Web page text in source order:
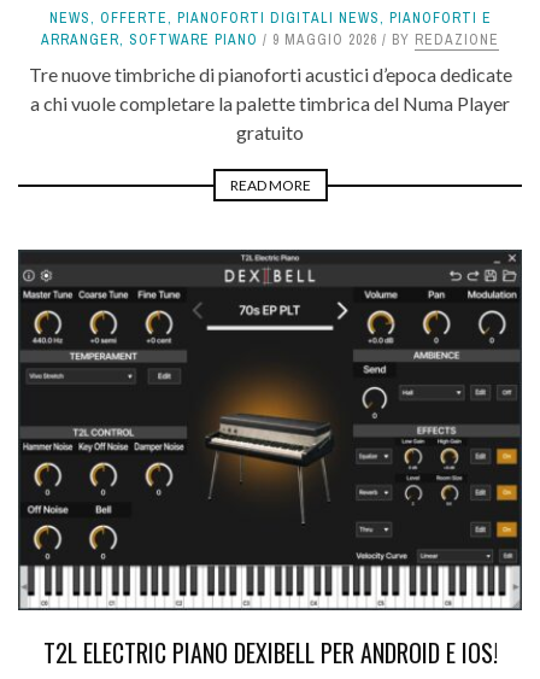
NEWS, OFFERTE, PIANOFORTI DIGITALI NEWS, PIANOFORTI E
ARRANGER, SOFTWARE PIANO 9 MAGGIO 2026 BY REDAZIONE
Tre nuove timbriche di pianoforti acustici d’epoca dedicate
a chi vuole completare la palette timbrica del Numa Player
gratuito
READ MORE
T2L ELECTRIC PIANO DEXIBELL PER ANDROID E IOS!